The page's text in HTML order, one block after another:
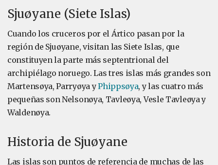
Sjuøyane (Siete Islas)
Cuando los cruceros por el Ártico pasan por la
región de Sjuøyane, visitan las Siete Islas, que
constituyen la parte más septentrional del
archipiélago noruego. Las tres islas más grandes son
Martensøya, Parryøya yPhippsøya, y las cuatro más
pequeñas son Nelsonøya, Tavleøya, Vesle Tavleøya y
Waldenøya.
Historia de Sjuøyane
Las islas son puntos de referencia de muchas de las